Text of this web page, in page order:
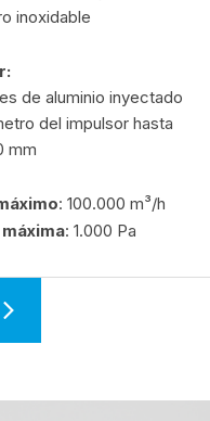
inoxidable
de aluminio inyectado
del impulsor hasta
mm
: 100.000 m³/h
: 1.000 Pa